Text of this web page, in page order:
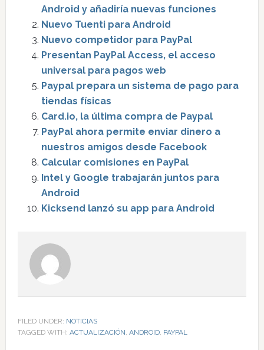
Android y añadiría nuevas funciones
Nuevo Tuenti para Android
Nuevo competidor para PayPal
Presentan PayPal Access, el acceso
universal para pagos web
Paypal prepara un sistema de pago para
tiendas físicas
Card.io, la última compra de Paypal
PayPal ahora permite enviar dinero a
nuestros amigos desde Facebook
Calcular comisiones en PayPal
Intel y Google trabajarán juntos para
Android
Kicksend lanzó su app para Android
FILED UNDER: NOTICIAS
TAGGED WITH: ACTUALIZACIÓN, ANDROID, PAYPAL